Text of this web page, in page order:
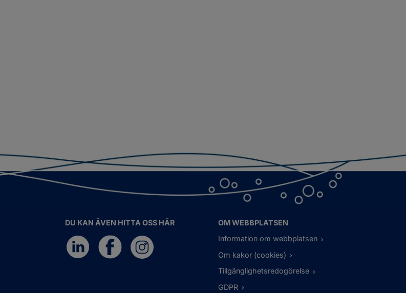
DU KAN ÄVEN HITTA OSS HÄR
OM WEBBPLATSEN
Information om webbplatsen
Om kakor (cookies)
Tillgänglighetsredogörelse
GDPR